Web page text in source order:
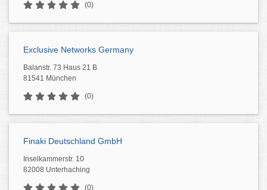
(0)
Exclusive Networks Germany
Balanstr. 73 Haus 21 B
81541 München
(0)
Finaki Deutschland GmbH
Inselkammerstr. 10
82008 Unterhaching
(0)